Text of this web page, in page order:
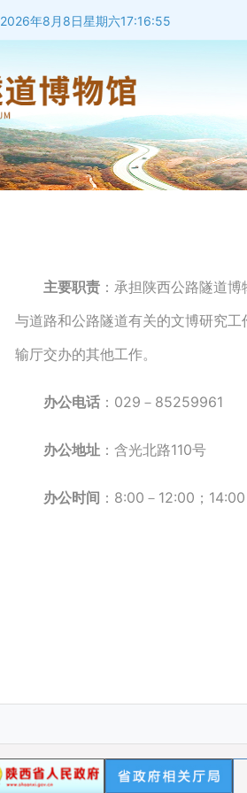
2026年8月8日星期六17:16:55
主要职责 ：承担陕西公路隧道
与道路和公路隧道有关的文博研究
输厅交办的其他工作。
办公电话 ：029－85259961
办公地址 ：含光北路110号
办公时间 ：8:00－12:00；